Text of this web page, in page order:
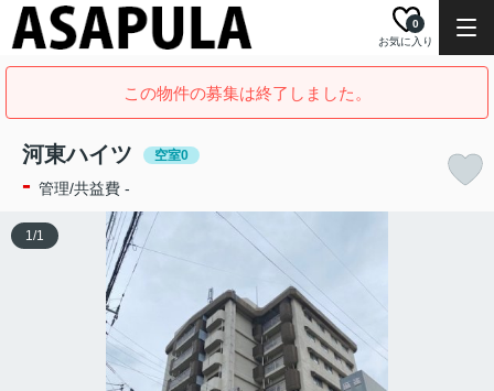
お気に入り
0
この物件の募集は終了しました。
河東ハイツ 空室0
- 管理/共益費 -
1/1